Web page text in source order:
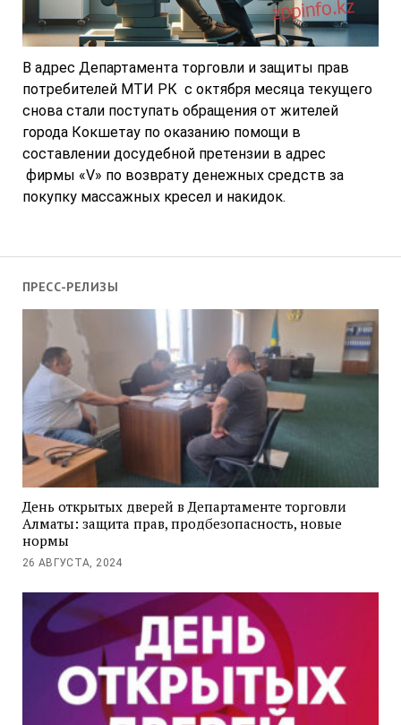
ПРЕСС-РЕЛИЗЫ
День открытых дверей в Департаменте торговли
Алматы: защита прав, продбезопасность, новые
нормы
26 АВГУСТА, 2024
В адрес Департамента торговли и защиты прав
потребителей МТИ РК с октября месяца текущего
снова стали поступать обращения от жителей
города Кокшетау по оказанию помощи в
составлении досудебной претензии в адрес
фирмы «V» по возврату денежных средств за
покупку массажных кресел и накидок.